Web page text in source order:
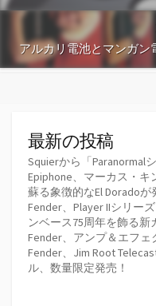
アルカリ電池とマンガン
最新の投稿
Squierから「Paranormal
Epiphone、マーカス・
蘇る象徴的なEl Doradoが
Fender、Player IIシリー
ンベース75周年を飾る新
Fender、アンプ＆エフェ
Fender、Jim Root
ル、数量限定発売！